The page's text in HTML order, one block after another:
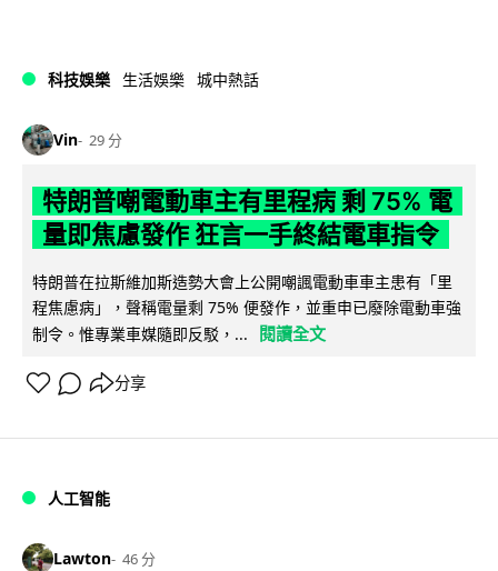
科技娛樂 生活娛樂 城中熱話
Vin 29 分
特朗普嘲電動車主有里程病 剩 75% 電
量即焦慮發作 狂言一手終結電車指令
特朗普在拉斯維加斯造勢大會上公開嘲諷電動車車主患有「里
程焦慮病」，聲稱電量剩 75% 便發作，並重申已廢除電動車強
制令。惟專業車媒隨即反駁，...
閱讀全文
分享
人工智能
Lawton 46 分